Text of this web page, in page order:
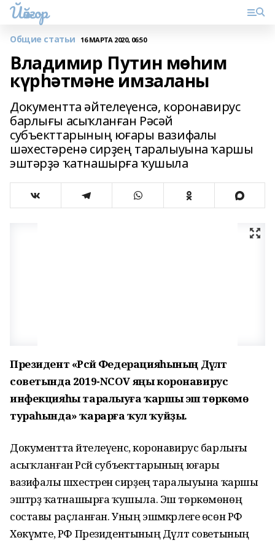
Йәйғор
Общие статьи 16 МАРТА 2020, 06:50
Владимир Путин мөһим
күрһәтмәне имзаланы
Документта әйтелеүенсә, коронавирус
барлығы асыҡланған Рәсәй
субъекттарының юғары вазифалы
шәхестәренә сирҙең таралыуына ҡаршы
эштәрҙә ҡатнашырға ҡушыла
Президент «Рәсәй Федерацияһының Дәүләт
советында 2019-NCOV яңы коронавирус
инфекцияһы таралыуға ҡаршы эш төркөмө
тураһында» ҡарарға ҡул ҡуйҙы.
Документта әйтелеүенсә, коронавирус барлығы
асыҡланған Рәсәй субъекттарының юғары
вазифалы шәхестәренә сирҙең таралыуына ҡаршы
эштәрҙә ҡатнашырға ҡушыла. Эш төркөмөнөң
составы раҫланған. Уның эшмәкәрлеге өсөн РФ
Хөкүмәте, РФ Президентының Дәүләт советының